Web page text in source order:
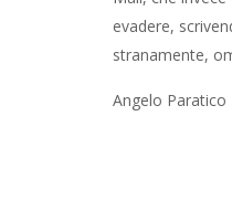
evadere,
stranamente,
Angelo Paratico